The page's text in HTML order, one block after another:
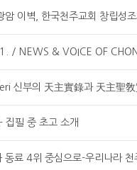
암 이벽, 한국천주교회 창립성
/ NEWS & VOICE OF
집필 중 초고 소개
동료 4위 중심으로-우리나라